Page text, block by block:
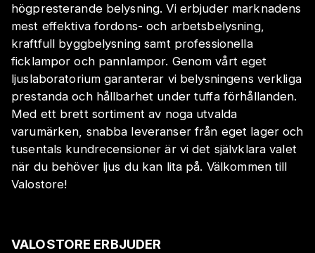
högpresterande belysning. Vi erbjuder marknadens
mest effektiva fordons- och arbetsbelysning,
kraftfull byggbelysning samt professionella
ficklampor och pannlampor. Genom vårt eget
ljuslaboratorium garanterar vi belysningens verkliga
prestanda och hållbarhet under tuffa förhållanden.
Med ett brett sortiment av noga utvalda
varumärken, snabba leveranser från eget lager och
tusentals kundrecensioner är vi det självklara valet
när du behöver ljus du kan lita på. Välkommen till
Valostore!
VALOSTORE ERBJUDER